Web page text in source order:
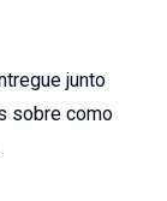
junto
sobre como